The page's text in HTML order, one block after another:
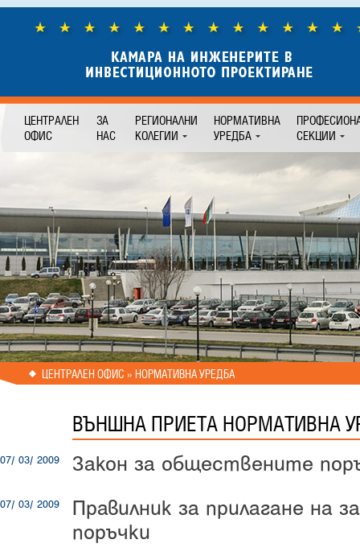
ЦЕНТРАЛЕН
ОФИС
ЗА
НАС
РЕГИОНАЛНИ
КОЛЕГИИ
НОРМАТИВНА
УРЕДБА
СЕКЦИИ
ЦЕНТРАЛЕН ОФИС » НОРМАТИВНА УРЕДБА
ВЪНШНА ПРИЕТА НОРМАТИВНА
07/ 03/ 2009 Закон за обществените
07/ 03/ 2009
Правилник за прилагане на
поръчки